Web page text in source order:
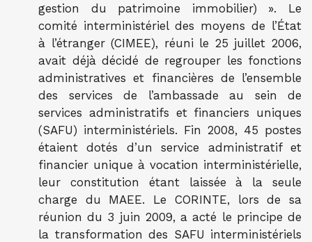
gestion du patrimoine immobilier) ». Le
comité interministériel des moyens de l’État
à l’étranger (CIMEE), réuni le 25 juillet 2006,
avait déjà décidé de regrouper les fonctions
administratives et financières de l’ensemble
des services de l’ambassade au sein de
services administratifs et financiers uniques
(SAFU) interministériels. Fin 2008, 45 postes
étaient dotés d’un service administratif et
financier unique à vocation interministérielle,
leur constitution étant laissée à la seule
charge du MAEE. Le CORINTE, lors de sa
réunion du 3 juin 2009, a acté le principe de
la transformation des SAFU interministériels